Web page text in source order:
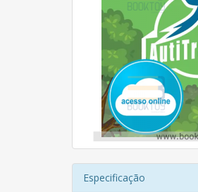
Especificação